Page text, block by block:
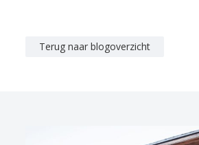
Terug naar blogoverzicht